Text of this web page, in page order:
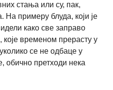
стања или су, пак,
примеру блуда, који је
како све заправо
временом прерасту у
се не одбаце у
обично претходи нека